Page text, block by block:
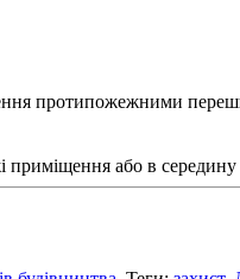
протипожежними
або в середину